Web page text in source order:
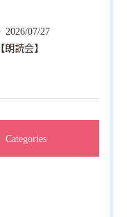
Categories
2026/07/27
【朗読会】